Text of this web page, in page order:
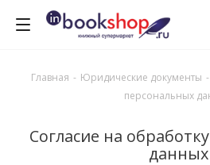
Главная - Юридические документы -
персональных
Согласие на
данных